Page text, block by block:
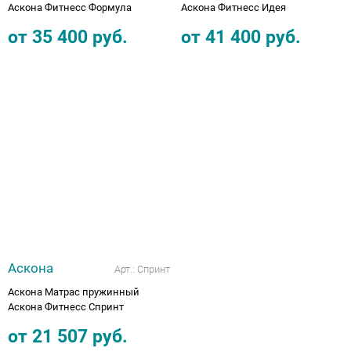
Аскона Фитнесс Формула
от 35 400 руб.
Аскона Фитнесс Идея
от 41 400 руб.
Аскона Арт.: Спринт
Аскона Матрас пружинный
Аскона Фитнесс Спринт
от 21 507 руб.